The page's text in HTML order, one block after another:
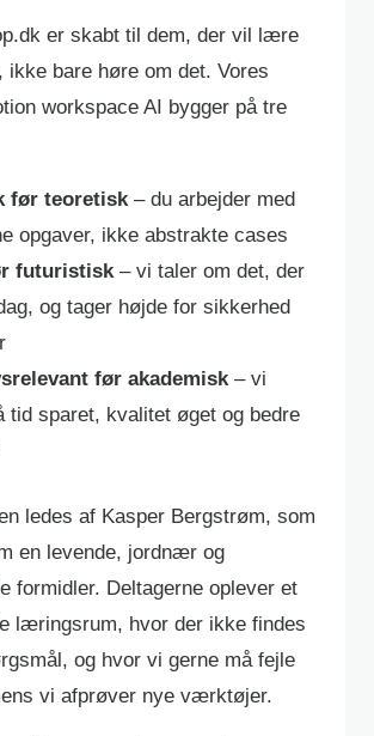
er skabt til dem, der vil lære
ikke bare høre om det. Vores
workspace AI bygger på tre
før teoretisk– du arbejder med
opgaver, ikke abstrakte cases
futuristisk– vi taler om det, der
og tager højde for sikkerhed
før akademisk– vi
tid sparet, kvalitet øget og bedre
ledes af Kasper Bergstrøm, som
en levende, jordnær og
formidler. Deltagerne oplever et
læringsrum, hvor der ikke findes
og hvor vi gerne må fejle
vi afprøver nye værktøjer.